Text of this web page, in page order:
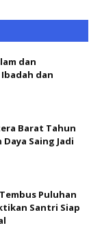
dan
dan
Barat Tahun
Saing Jadi
Puluhan
Santri Siap